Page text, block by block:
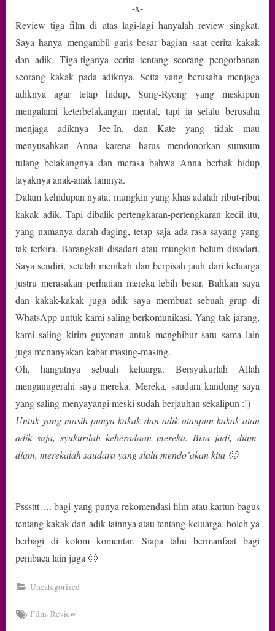
-x-
Review tiga film di atas lagi-lagi hanyalah review singkat.
Saya hanya mengambil garis besar bagian saat cerita kakak
dan adik. Tiga-tiganya cerita tentang seorang pengorbanan
seorang kakak pada adiknya. Seita yang berusaha menjaga
adiknya agar tetap hidup, Sung-Ryong yang meskipun
mengalami keterbelakangan mental, tapi ia selalu berusaha
menjaga adiknya Jee-In, dan Kate yang tidak mau
menyusahkan Anna karena harus mendonorkan sumsum
tulang belakangnya dan merasa bahwa Anna berhak hidup
layaknya anak-anak lainnya.
Dalam kehidupan nyata, mungkin yang khas adalah ribut-ribut
kakak adik. Tapi dibalik pertengkaran-pertengkaran kecil itu,
yang namanya darah daging, tetap saja ada rasa sayang yang
tak terkira. Barangkali disadari atau mungkin belum disadari.
Saya sendiri, setelah menikah dan berpisah jauh dari keluarga
justru merasakan perhatian mereka lebih besar. Bahkan saya
dan kakak-kakak juga adik saya membuat sebuah grup di
WhatsApp untuk kami saling berkomunikasi. Yang tak jarang,
kami saling kirim guyonan untuk menghibur satu sama lain
juga menanyakan kabar masing-masing.
Oh, hangatnya sebuah keluarga. Bersyukurlah Allah
menganugerahi saya mereka. Mereka, saudara kandung saya
yang saling menyayangi meski sudah berjauhan sekalipun :’)
Untuk yang masih punya kakak dan adik ataupun kakak atau
adik saja, syukurilah keberadaan mereka. Bisa jadi, diam-
diam, merekalah saudara yang slalu mendo’akan kita 🙂
Psssttt…. bagi yang punya rekomendasi film atau kartun bagus
tentang kakak dan adik lainnya atau tentang keluarga, boleh ya
berbagi di kolom komentar. Siapa tahu bermanfaat bagi
pembaca lain juga 🙂
Uncategorized
Tags:
Film,Review